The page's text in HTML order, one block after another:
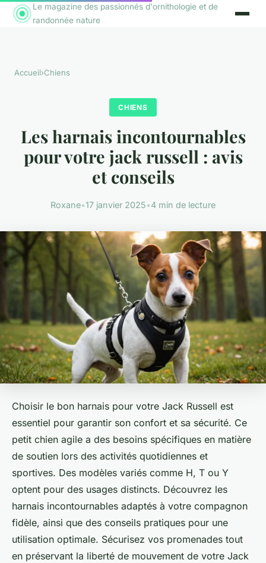
Le magazine des passionnés d'ornithologie et de
randonnée nature
Accueil›Chiens
CHIENS
Les harnais incontournables
pour votre jack russell : avis
et conseils
Roxane•17 janvier 2025•4 min de lecture
Choisir le bon harnais pour votre Jack Russell est
essentiel pour garantir son confort et sa sécurité. Ce
petit chien agile a des besoins spécifiques en matière
de soutien lors des activités quotidiennes et
sportives. Des modèles variés comme H, T ou Y
optent pour des usages distincts. Découvrez les
harnais incontournables adaptés à votre compagnon
fidèle, ainsi que des conseils pratiques pour une
utilisation optimale. Sécurisez vos promenades tout
en préservant la liberté de mouvement de votre Jack